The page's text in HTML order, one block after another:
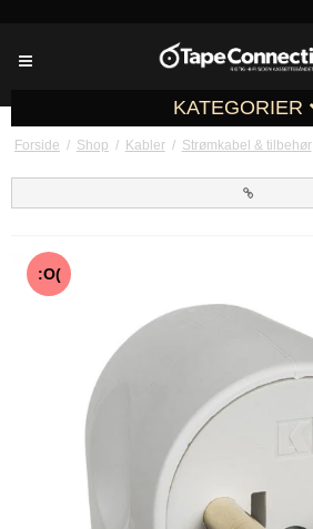
KATEGORIER
Forside / Shop / Kabler / Strømkabel & tilbehør
:O(